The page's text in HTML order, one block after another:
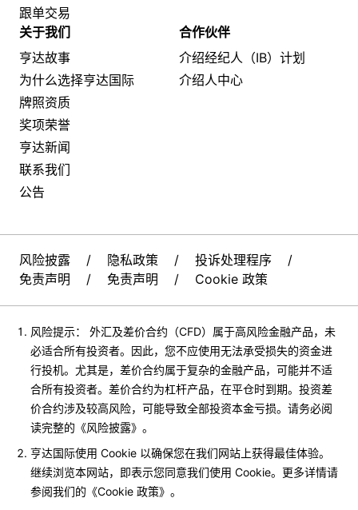
跟单交易
关于我们
亨达故事
为什么选择亨达国际
牌照资质
奖项荣誉
亨达新闻
联系我们
公告
合作伙伴
介绍经纪人（IB）计划
介绍人中心
风险披露 / 隐私政策 / 投诉处理程序
/
免责声明
/ 免责声明 / Cookie 政策
风险提示： 外汇及差价合约（CFD）属于高风险金融产品，未
必适合所有投资者。因此，您不应使用无法承受损失的资金进
行投机。尤其是，差价合约属于复杂的金融产品，可能并不适
合所有投资者。差价合约为杠杆产品，在平仓时到期。投资差
价合约涉及较高风险，可能导致全部投资本金亏损。请务必阅
读完整的《风险披露》。
亨达国际使用 Cookie 以确保您在我们网站上获得最佳体验。
继续浏览本网站，即表示您同意我们使用 Cookie。更多详情请
参阅我们的《Cookie 政策》。